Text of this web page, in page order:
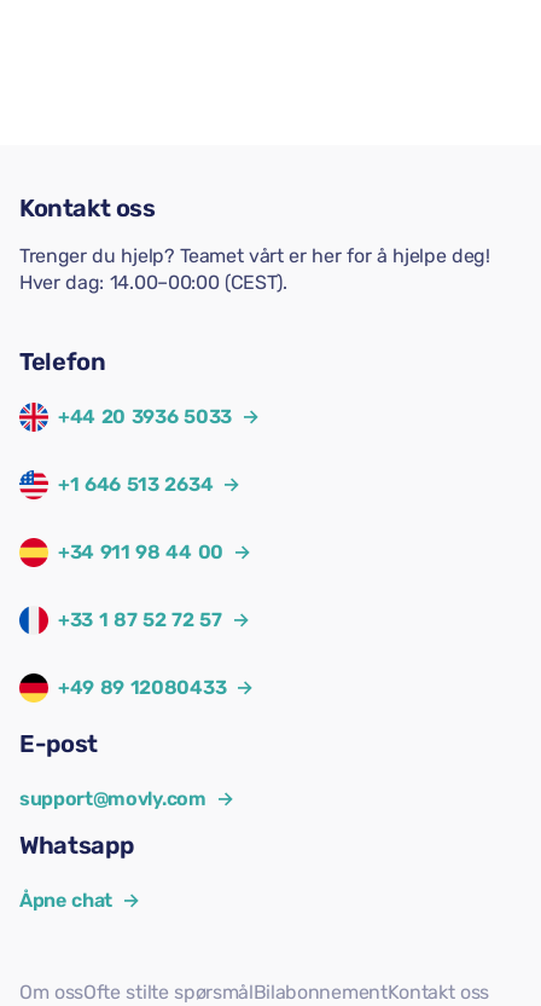
Kontakt oss
Trenger du hjelp? Teamet vårt er her for å hjelpe deg!
Hver dag: 14.00–00:00 (CEST).
Telefon
+44 20 3936 5033 →
+1 646 513 2634 →
+34 911 98 44 00 →
+33 1 87 52 72 57 →
+49 89 12080433 →
E-post
support@movly.com →
Whatsapp
Åpne chat →
Om ossOfte stilte spørsmålBilabonnementKontakt oss